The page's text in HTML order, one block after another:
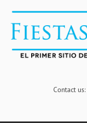
Contact us: